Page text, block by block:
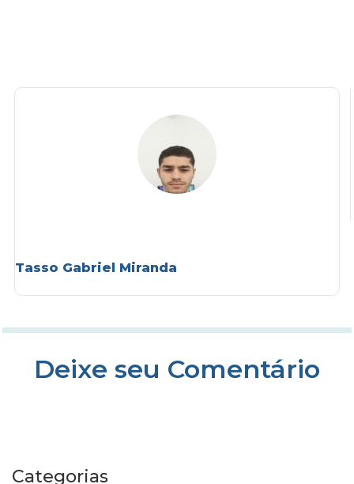
Tasso Gabriel Miranda
Deixe seu Comentário
Categorias